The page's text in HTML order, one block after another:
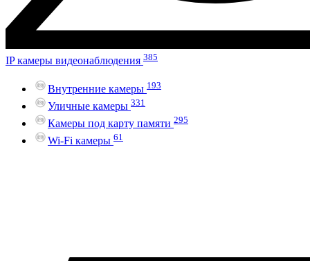
IP камеры видеонаблюдения 385
Внутренние камеры 193
Уличные камеры 331
Камеры под карту памяти 295
Wi-Fi камеры 61